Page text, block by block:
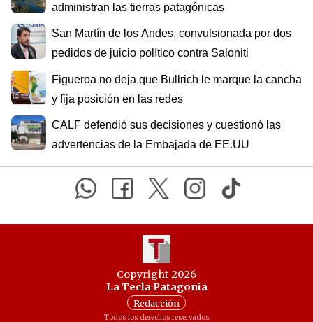
administran las tierras patagónicas
San Martín de los Andes, convulsionada por dos
pedidos de juicio político contra Saloniti
Figueroa no deja que Bullrich le marque la cancha
y fija posición en las redes
CALF defendió sus decisiones y cuestionó las
advertencias de la Embajada de EE.UU
Copyright 2026
La Tecla Patagonia
Redacción
Todos los derechos reservados